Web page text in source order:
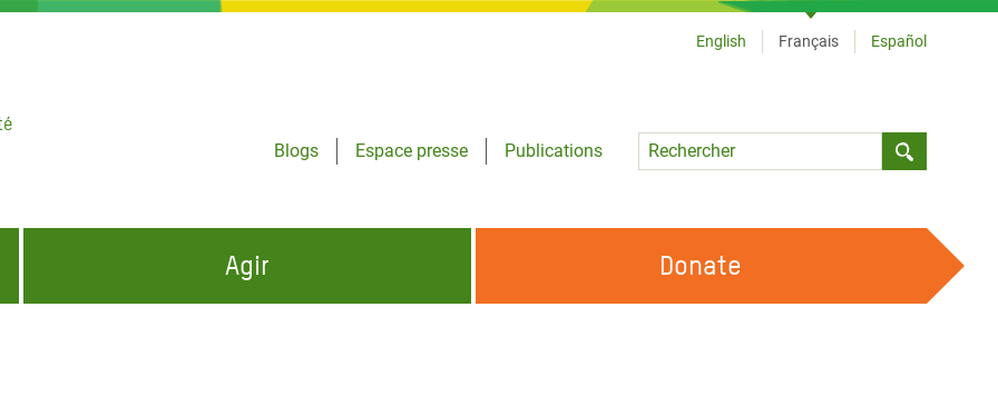
Blogs
Espace presse
Publications
Language
English Français Español
Dons pour la Crise
Agir Donate